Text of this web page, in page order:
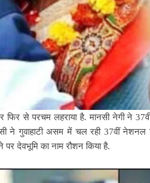
फिर से परचम लहराया है. मानसी नेगी ने
ने गुवाहाटी असम में चल रही 37वीं
देवभूमि का नाम रौशन किया है.